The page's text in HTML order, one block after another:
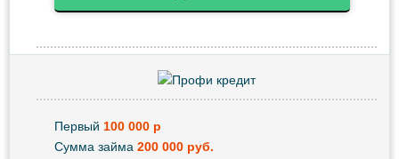
Первый 100 000 р
Сумма займа 200 000 руб.